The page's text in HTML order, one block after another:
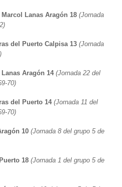
Lanas Aragón 18 (Jornada
del Puerto Calpisa 13 (Jornada
Aragón 14 (Jornada 22 del
70)
del Puerto 14 (Jornada 11 del
70)
10 (Jornada 8 del grupo 5 de
18 (Jornada 1 del grupo 5 de